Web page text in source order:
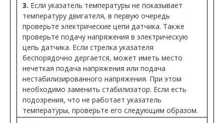
3. Если указатель температуры не показывает
температуру двигателя, в первую очередь
проверьте электрические цепи датчика. Также
проверьте подачу напряжения в электрическую
цепь датчика. Если стрелка указателя
беспорядочно дергается, может иметь место
нечеткая подача напряжения или подача
нестабилизированного напряжения. При этом
необходимо заменить стабилизатор. Если есть
подозрения, что не работает указатель
температуры, проверьте его следующим образом.